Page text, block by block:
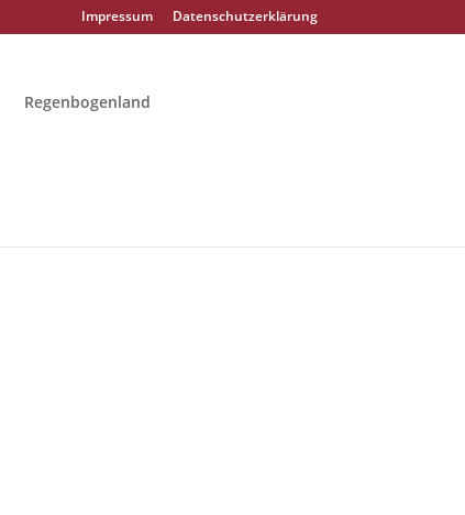
Impressum Datenschutzerklärung
Regenbogenland